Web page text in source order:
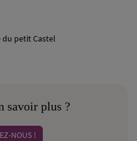
du petit Castel
savoir plus ?
NOUS !